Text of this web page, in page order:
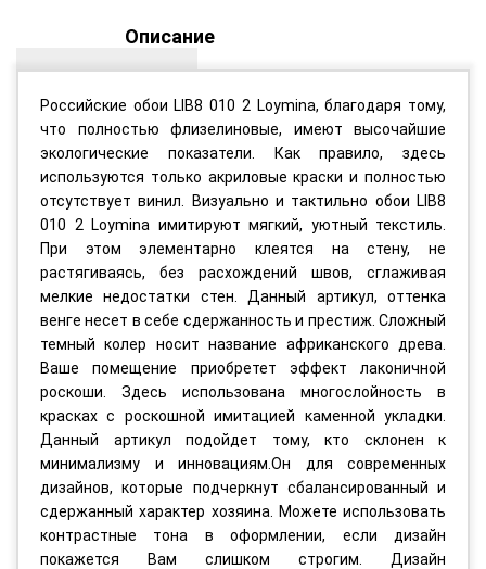
Описание
Российские обои LIB8 010 2 Loymina, благодаря тому,
что полностью флизелиновые, имеют высочайшие
экологические показатели. Как правило, здесь
используются только акриловые краски и полностью
отсутствует винил. Визуально и тактильно обои LIB8
010 2 Loymina имитируют мягкий, уютный текстиль.
При этом элементарно клеятся на стену, не
растягиваясь, без расхождений швов, сглаживая
мелкие недостатки стен. Данный артикул, оттенка
венге несет в себе сдержанность и престиж. Сложный
темный колер носит название африканского древа.
Ваше помещение приобретет эффект лаконичной
роскоши. Здесь использована многослойность в
красках с роскошной имитацией каменной укладки.
Данный артикул подойдет тому, кто склонен к
минимализму и инновациям.Он для современных
дизайнов, которые подчеркнут сбалансированный и
сдержанный характер хозяина. Можете использовать
контрастные тона в оформлении, если дизайн
покажется Вам слишком строгим. Дизайн